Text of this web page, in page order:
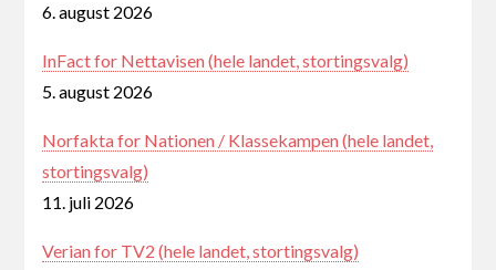
6. august 2026
InFact for Nettavisen (hele landet, stortingsvalg)
5. august 2026
Norfakta for Nationen / Klassekampen (hele landet,
stortingsvalg)
11. juli 2026
Verian for TV2 (hele landet, stortingsvalg)